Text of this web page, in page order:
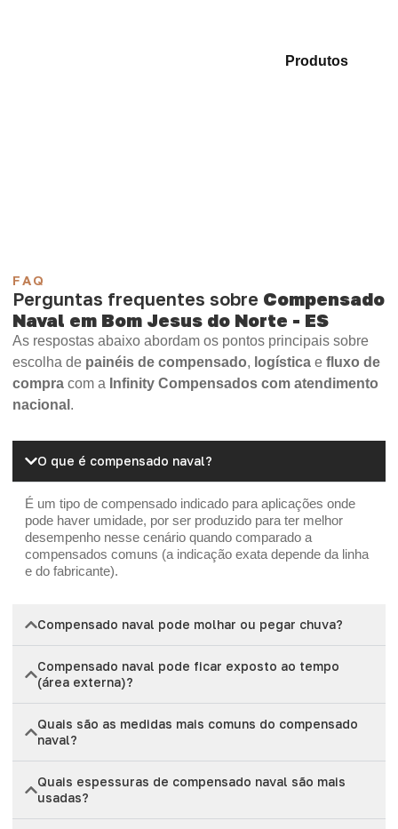
Produtose
FAQ
Perguntas frequentes sobre Compensado
Naval em Bom Jesus do Norte - ES
As respostas abaixo abordam os pontos principais sobre
escolha de painéis de compensado, logística e fluxo de
compra com a Infinity Compensados com atendimento
nacional .
O que é compensado naval?
É um tipo de compensado indicado para aplicações onde
pode haver umidade, por ser produzido para ter melhor
desempenho nesse cenário quando comparado a
compensados comuns (a indicação exata depende da linha
e do fabricante).
Compensado naval pode molhar ou pegar chuva?
Compensado naval pode ficar exposto ao tempo
(área externa)?
Quais são as medidas mais comuns do compensado
naval?
Quais espessuras de compensado naval são mais
usadas?